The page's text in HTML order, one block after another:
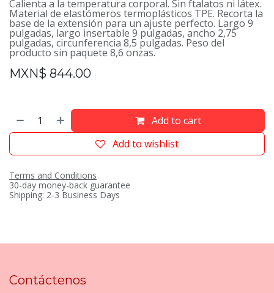
Calienta a la temperatura corporal. Sin ftalatos ni látex.
Material de elastómeros termoplásticos TPE. Recorta la
base de la extensión para un ajuste perfecto. Largo 9
pulgadas, largo insertable 9 pulgadas, ancho 2,75
pulgadas, circunferencia 8,5 pulgadas. Peso del
producto sin paquete 8,6 onzas.
MXN$ 844.00
Add to cart
Add to wishlist
Terms and Conditions
30-day money-back guarantee
Shipping: 2-3 Business Days
Contáctenos